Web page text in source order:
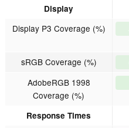
Display
Display P3 Coverage (%)
sRGB Coverage (%)
AdobeRGB 1998
Coverage (%)
Response Times